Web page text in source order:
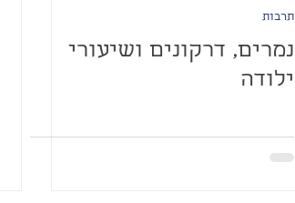
תרבות
נמרים, דרקונים ושיעורי
ילודה